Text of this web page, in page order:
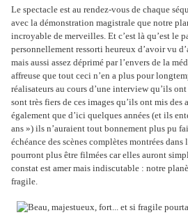
Le spectacle est au rendez-vous de chaque
avec la démonstration magistrale que notre
incroyable de merveilles. Et c’est là qu’est le
personnellement ressorti heureux d’avoir vu
mais aussi assez déprimé par l’envers de la
affreuse que tout ceci n’en a plus pour
réalisateurs au cours d’une interview qu’ils
sont très fiers de ces images qu’ils ont mis des
également que d’ici quelques années (et ils
ans ») ils n’auraient tout bonnement plus pu
échéance des scènes complètes montrées
pourront plus être filmées car elles auront
constat est amer mais indiscutable : notre
fragile.